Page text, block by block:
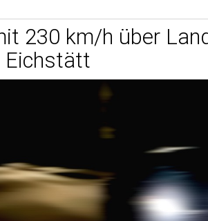
230 km/h über
Eichstätt